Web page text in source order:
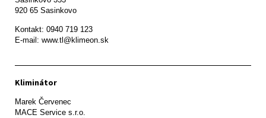
920 65 Sasinkovo
Kontakt: 0940 719 123
E-mail: www.tl@klimeon.sk
Kliminátor
Marek Červenec
MACE Service s.r.o.